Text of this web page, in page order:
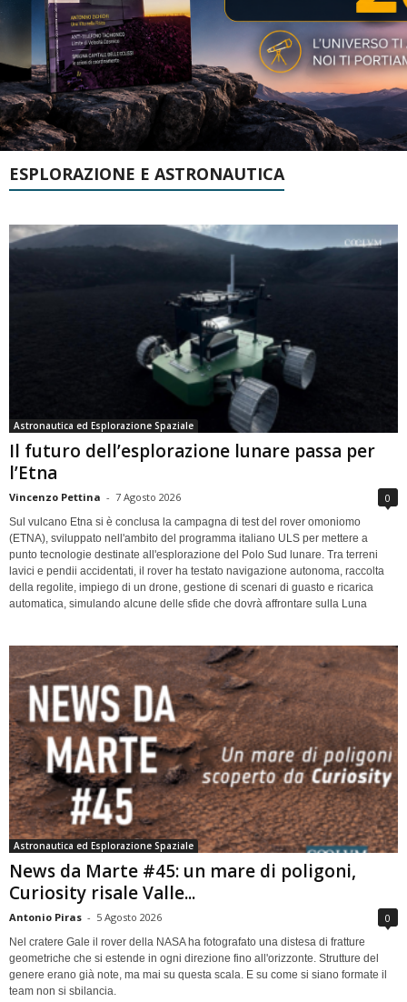
ESPLORAZIONE E ASTRONAUTICA
Astronautica ed Esplorazione Spaziale
Il futuro dell’esplorazione lunare passa per
l’Etna
Vincenzo Pettina - 7 Agosto 2026 0
Sul vulcano Etna si è conclusa la campagna di test del rover omoniomo
(ETNA), sviluppato nell'ambito del programma italiano ULS per mettere a
punto tecnologie destinate all'esplorazione del Polo Sud lunare. Tra terreni
lavici e pendii accidentati, il rover ha testato navigazione autonoma, raccolta
della regolite, impiego di un drone, gestione di scenari di guasto e ricarica
automatica, simulando alcune delle sfide che dovrà affrontare sulla Luna
Astronautica ed Esplorazione Spaziale
News da Marte #45: un mare di poligoni,
Curiosity risale Valle...
Antonio Piras - 5 Agosto 2026 0
Nel cratere Gale il rover della NASA ha fotografato una distesa di fratture
geometriche che si estende in ogni direzione fino all'orizzonte. Strutture del
genere erano già note, ma mai su questa scala. E su come si siano formate il
team non si sbilancia.